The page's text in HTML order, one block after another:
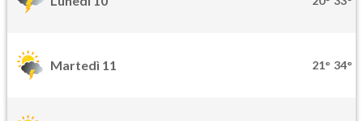
Martedì 11 21° 34°